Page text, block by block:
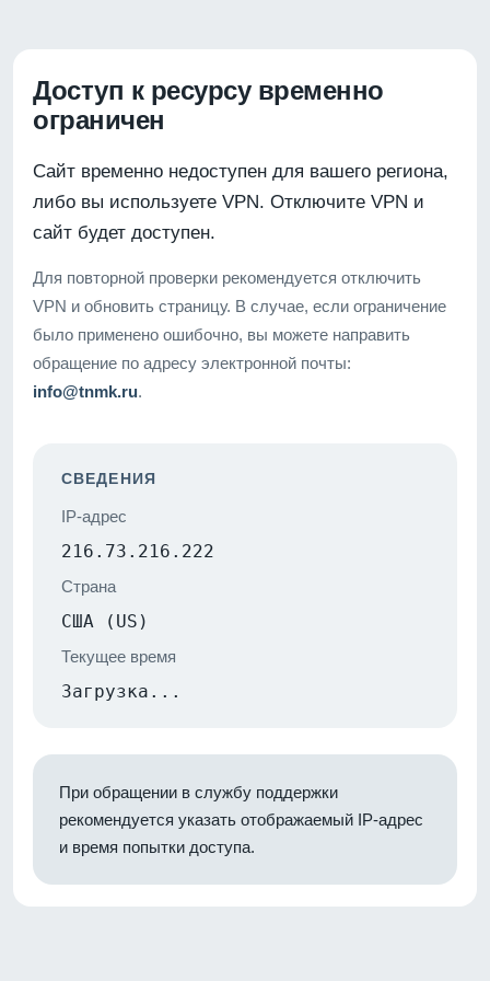
Доступ к ресурсу временно
ограничен
Сайт временно недоступен для вашего региона,
либо вы используете VPN. Отключите VPN и
сайт будет доступен.
Для повторной проверки рекомендуется отключить
VPN и обновить страницу. В случае, если ограничение
было применено ошибочно, вы можете направить
обращение по адресу электронной почты:
info@tnmk.ru.
СВЕДЕНИЯ
IP-адрес
216.73.216.222
Страна
США (US)
Текущее время
Загрузка...
При обращении в службу поддержки
рекомендуется указать отображаемый IP-адрес
и время попытки доступа.